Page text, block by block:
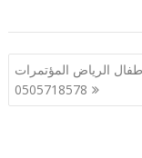
الرياض المؤتمرات
0505718578